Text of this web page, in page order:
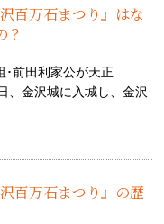
百万石まつり』はな
？
･前田利家公が天正
、金沢城に入城し、金沢
百万石まつり』の歴